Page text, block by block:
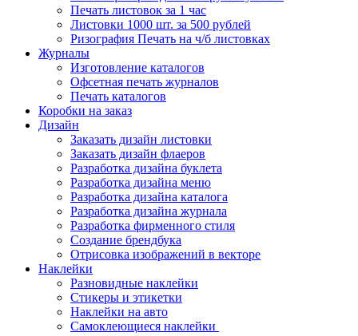
Печать листовок за 1 час
Листовки 1000 шт. за 500 рублей
Ризография Печать на ч/б листовках
Журналы
Изготовление каталогов
Офсетная печать журналов
Печать каталогов
Коробки на заказ
Дизайн
Заказать дизайн листовки
Заказать дизайн флаеров
Разработка дизайна буклета
Разработка дизайна меню
Разработка дизайна каталога
Разработка дизайна журнала
Разработка фирменного стиля
Создание брендбука
Отрисовка изображений в векторе
Наклейки
Разновидные наклейки
Стикеры и этикетки
Наклейки на авто
Самоклеющиеся наклейки